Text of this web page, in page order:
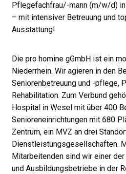
Pflegefachfrau/-mann (m/w/d)
– mit intensiver Betreuung und
Ausstattung!
Die pro homine gGmbH ist ein
Niederrhein. Wir agieren in den
Seniorenbetreuung und -pflege,
Rehabilitation. Zum Verbund
Hospital in Wesel mit über 400
Senioreneinrichtungen mit 680
Zentrum, ein MVZ an drei
Dienstleistungsgesellschaften.
Mitarbeitenden sind wir einer
und Ausbildungsbetriebe in der